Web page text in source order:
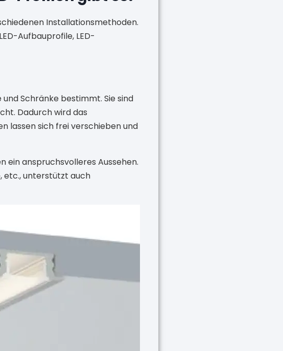
Installationsmethoden.
Aufbauprofile, LED-
Schränke bestimmt. Sie sind
Dadurch wird das
lassen sich frei verschieben und
ein anspruchsvolleres Aussehen.
etc., unterstützt auch